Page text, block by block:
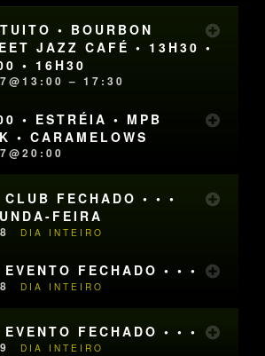
• BOURBON
JAZZ CAFÉ • 13H30 •
• 16H30
– 17:30
• ESTRÉIA • MPB
• CARAMELOWS
CLUB FECHADO • • •
FEIRA
DIA INTEIRO
EVENTO FECHADO • • •
DIA INTEIRO
EVENTO FECHADO • • •
DIA INTEIRO